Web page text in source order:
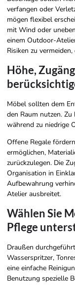
verfangen oder
mögen flexibel
mit Wind oder
einem Outdoor-
Risiken zu
Höhe,
Möbel sollten dem
den Raum nutzen.
während zu niedrige
Offene Regale
ermöglichen,
zurückzulegen. Die
Organisation in
Aufbewahrung
Atelier ausbreitet.
Wählen Sie
Pflege
Draußen
Wasserspritzer,
eine einfache
Benutzung spezielle